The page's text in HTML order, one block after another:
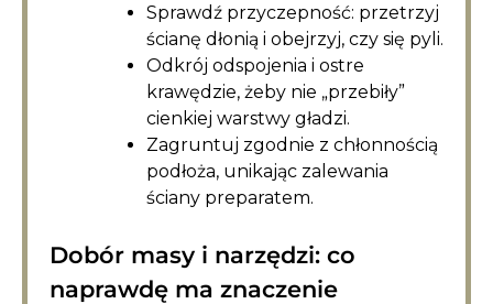
Sprawdź przyczepność: przetrzyj
ścianę dłonią i obejrzyj, czy się pyli.
Odkrój odspojenia i ostre
krawędzie, żeby nie „przebiły”
cienkiej warstwy gładzi.
Zagruntuj zgodnie z chłonnością
podłoża, unikając zalewania
ściany preparatem.
Dobór masy i narzędzi: co
naprawdę ma znaczenie